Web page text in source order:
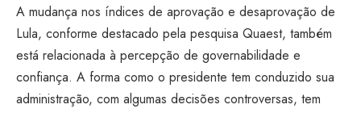
A mudança nos índices de aprovação e desaprovação de
Lula, conforme destacado pela pesquisa Quaest, também
está relacionada à percepção de governabilidade e
confiança. A forma como o presidente tem conduzido sua
administração, com algumas decisões controversas, tem